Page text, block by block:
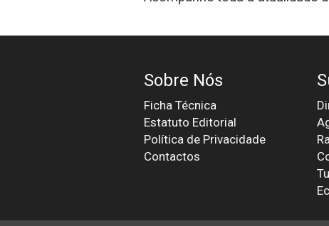
Sobre Nós
Ficha Técnica
Estatuto Editorial
Política de Privacidade
Contactos